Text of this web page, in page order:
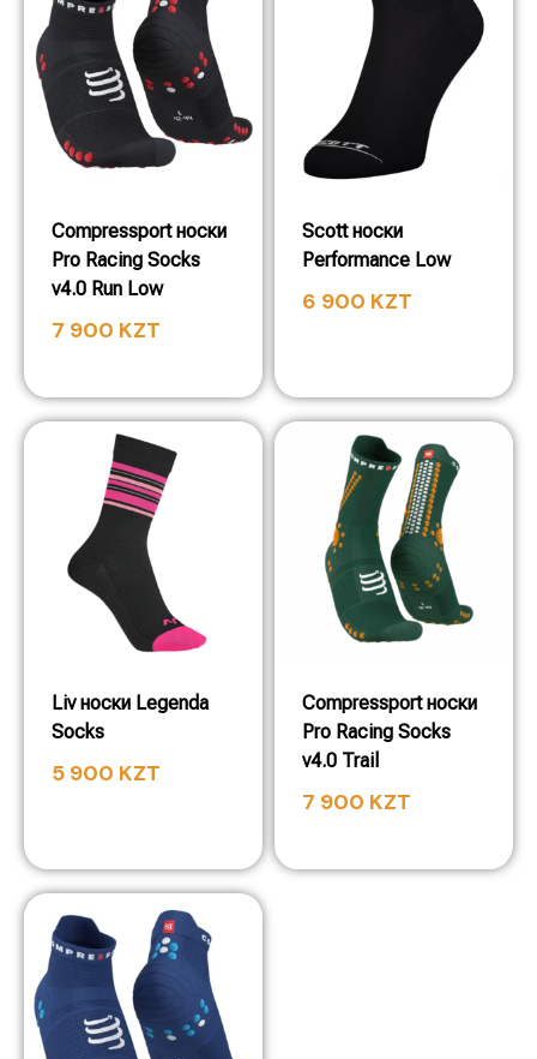
Compressport носки
Pro Racing Socks
v4.0 Run Low
7 900 KZT
Scott носки
Performance Low
6 900 KZT
Liv носки Legenda
Socks
5 900 KZT
Compressport носки
Pro Racing Socks
v4.0 Trail
7 900 KZT